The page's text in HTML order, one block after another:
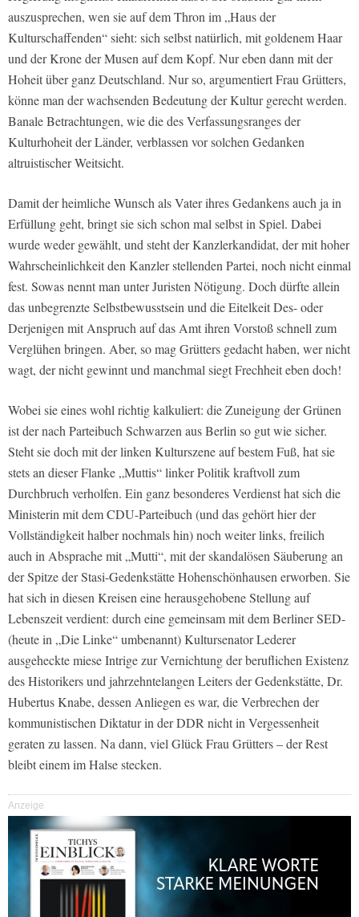
auszusprechen, wen sie auf dem Thron im „Haus der
Kulturschaffenden“ sieht: sich selbst natürlich, mit goldenem Haar
und der Krone der Musen auf dem Kopf. Nur eben dann mit der
Hoheit über ganz Deutschland. Nur so, argumentiert Frau Grütters,
könne man der wachsenden Bedeutung der Kultur gerecht werden.
Banale Betrachtungen, wie die des Verfassungsranges der
Kulturhoheit der Länder, verblassen vor solchen Gedanken
altruistischer Weitsicht.
Damit der heimliche Wunsch als Vater ihres Gedankens auch ja in
Erfüllung geht, bringt sie sich schon mal selbst in Spiel. Dabei
wurde weder gewählt, und steht der Kanzlerkandidat, der mit hoher
Wahrscheinlichkeit den Kanzler stellenden Partei, noch nicht einmal
fest. Sowas nennt man unter Juristen Nötigung. Doch dürfte allein
das unbegrenzte Selbstbewusstsein und die Eitelkeit Des- oder
Derjenigen mit Anspruch auf das Amt ihren Vorstoß schnell zum
Verglühen bringen. Aber, so mag Grütters gedacht haben, wer nicht
wagt, der nicht gewinnt und manchmal siegt Frechheit eben doch!
Wobei sie eines wohl richtig kalkuliert: die Zuneigung der Grünen
ist der nach Parteibuch Schwarzen aus Berlin so gut wie sicher.
Steht sie doch mit der linken Kulturszene auf bestem Fuß, hat sie
stets an dieser Flanke „Muttis“ linker Politik kraftvoll zum
Durchbruch verholfen. Ein ganz besonderes Verdienst hat sich die
Ministerin mit dem CDU-Parteibuch (und das gehört hier der
Vollständigkeit halber nochmals hin) noch weiter links, freilich
auch in Absprache mit „Mutti“, mit der skandalösen Säuberung an
der Spitze der Stasi-Gedenkstätte Hohenschönhausen erworben. Sie
hat sich in diesen Kreisen eine herausgehobene Stellung auf
Lebenszeit verdient: durch eine gemeinsam mit dem Berliner SED-
(heute in „Die Linke“ umbenannt) Kultursenator Lederer
ausgeheckte miese Intrige zur Vernichtung der beruflichen Existenz
des Historikers und jahrzehntelangen Leiters der Gedenkstätte, Dr.
Hubertus Knabe, dessen Anliegen es war, die Verbrechen der
kommunistischen Diktatur in der DDR nicht in Vergessenheit
geraten zu lassen. Na dann, viel Glück Frau Grütters – der Rest
bleibt einem im Halse stecken.
Anzeige